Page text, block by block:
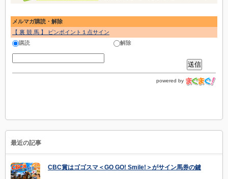
メルマガ購読・解除
【 裏 競 馬 】 ピンポイント１点サイン
購読
解除
powered by
最近の記事
CBC賞はゴゴスマ＜GO GO! Smile!＞がサイン馬券の鍵